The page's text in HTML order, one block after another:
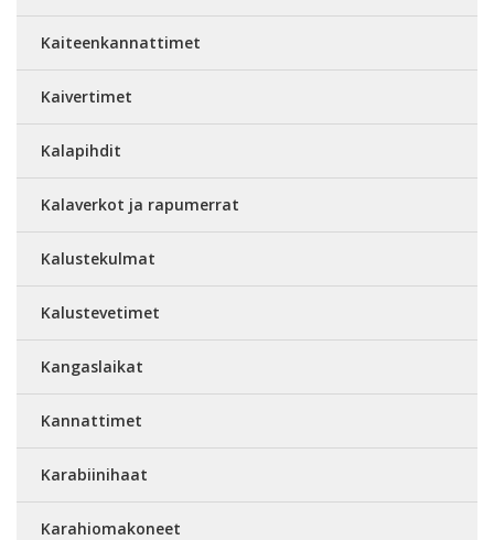
Kaiteenkannattimet
Kaivertimet
Kalapihdit
Kalaverkot ja rapumerrat
Kalustekulmat
Kalustevetimet
Kangaslaikat
Kannattimet
Karabiinihaat
Karahiomakoneet